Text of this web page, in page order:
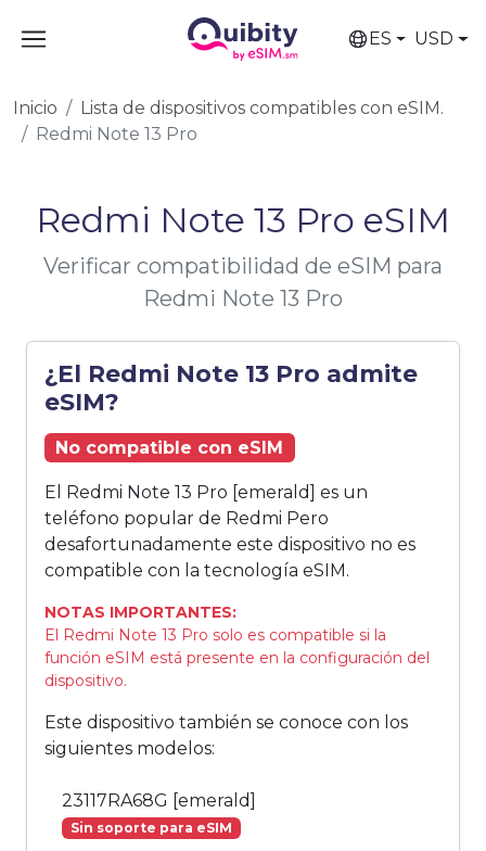
ES USD
Inicio
Lista de dispositivos compatibles con eSIM.
Redmi Note 13 Pro
Redmi Note 13 Pro eSIM
Verificar compatibilidad de eSIM para
Redmi Note 13 Pro
¿El Redmi Note 13 Pro admite
eSIM?
No compatible con eSIM
El Redmi Note 13 Pro [emerald] es un
teléfono popular de Redmi Pero
desafortunadamente este dispositivo no es
compatible con la tecnología eSIM.
NOTAS IMPORTANTES:
El Redmi Note 13 Pro solo es compatible si la
función eSIM está presente en la configuración del
dispositivo.
Este dispositivo también se conoce con los
siguientes modelos:
23117RA68G [emerald]
Sin soporte para eSIM